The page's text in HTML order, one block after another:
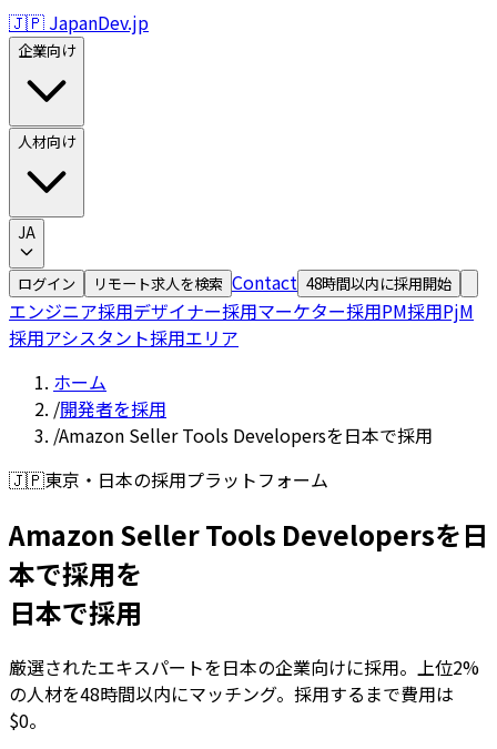
🇯🇵 JapanDev.jp
企業向け
人材向け
JA
ログイン リモート求人を検索 Contact 48時間以内に採用開始
エンジニア採用デザイナー採用マーケター採用PM採用PjM
採用アシスタント採用エリア
ホーム
/開発者を採用
/Amazon Seller Tools Developersを日本で採用
🇯🇵東京・日本の採用プラットフォーム
Amazon Seller Tools Developersを日
本で採用を
日本で採用
厳選されたエキスパートを日本の企業向けに採用。上位2%
の人材を48時間以内にマッチング。採用するまで費用は
$0。